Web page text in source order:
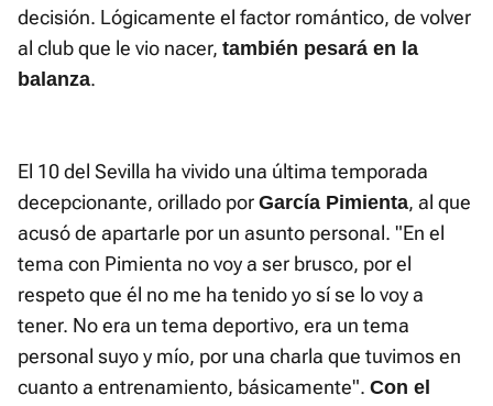
decisión. Lógicamente el factor romántico, de volver
al club que le vio nacer, también pesará en la
balanza.
El 10 del Sevilla ha vivido una última temporada
decepcionante, orillado por García Pimienta, al que
acusó de apartarle por un asunto personal. "En el
tema con Pimienta no voy a ser brusco, por el
respeto que él no me ha tenido yo sí se lo voy a
tener. No era un tema deportivo, era un tema
personal suyo y mío, por una charla que tuvimos en
cuanto a entrenamiento, básicamente". Con el